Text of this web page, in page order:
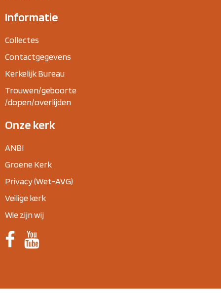
Informatie
Collectes
Contactgegevens
Kerkelijk Bureau
Trouwen/geboorte
/dopen/overlijden
Onze kerk
ANBI
Groene Kerk
Privacy (Wet-AVG)
Veilige kerk
Wie zijn wij